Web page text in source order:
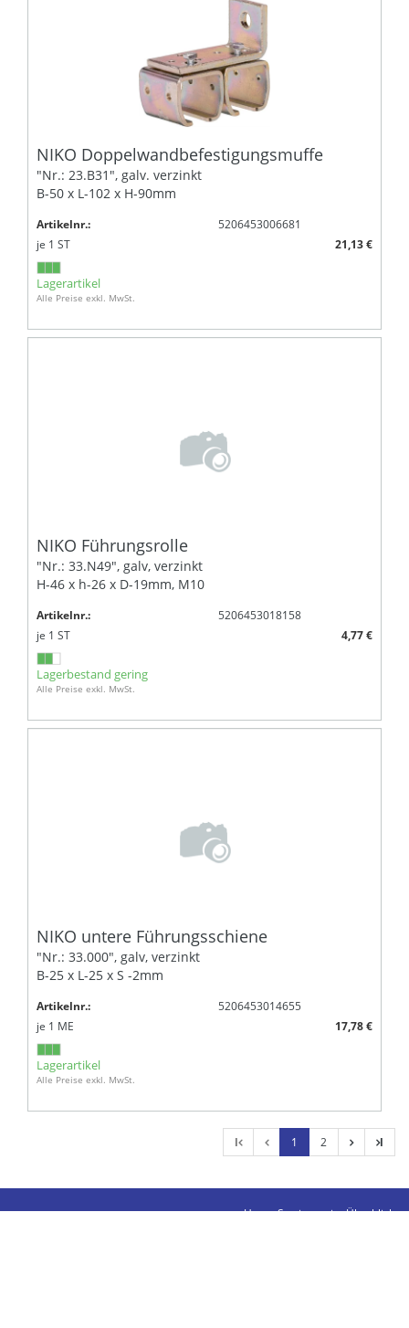
NIKO Doppelwandbefestigungsmuffe
"Nr.: 23.B31", galv. verzinkt
B-50 x L-102 x H-90mm
Artikelnr.:
5206453006681
je 1 ST 21,13 €
Lagerartikel
Alle Preise exkl. MwSt.
NIKO Führungsrolle
"Nr.: 33.N49", galv, verzinkt
H-46 x h-26 x D-19mm, M10
Artikelnr.:
5206453018158
je 1 ST 4,77 €
Lagerbestand gering
Alle Preise exkl. MwSt.
NIKO untere Führungsschiene
"Nr.: 33.000", galv, verzinkt
B-25 x L-25 x S -2mm
Artikelnr.:
5206453014655
je 1 ME 17,78 €
Lagerartikel
Alle Preise exkl. MwSt.
l 1 2 l
Unser Sortiment im Überblick